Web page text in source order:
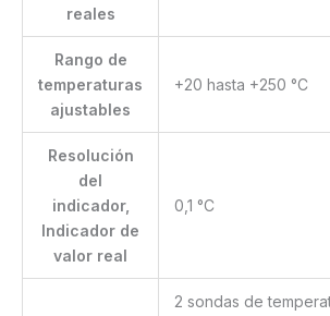
reales
Rango de
temperaturas
ajustables
+20 hasta +250 °C
Resolución
del
indicador,
Indicador de
valor real
0,1 °C
2 sondas de